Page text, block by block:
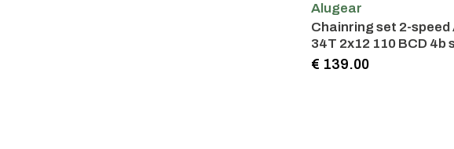
Alugear
Chainring set 2-speed Aero 50T-
34T 2x12 110 BCD 4b shimano
asymetric
€ 139.00